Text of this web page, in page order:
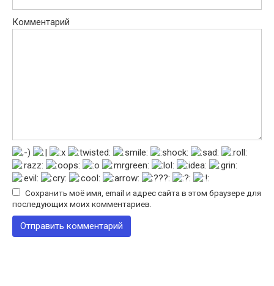
Комментарий
Сохранить моё имя, email и адрес сайта в этом браузере для
последующих моих комментариев.